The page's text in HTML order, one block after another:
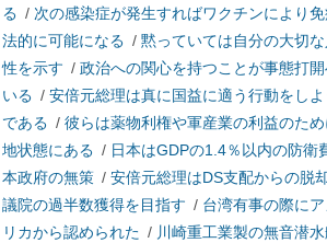
る / 次の感染症が発生すればワクチンにより
法的に可能になる / 黙っていては自分の大切
性を示す / 政治への関心を持つことが事態打
いる / 安倍元総理は真に国益に適う行動をし
である / 彼らは薬物利権や軍産業の利益のた
地状態にある / 日本はGDPの1.4％以内の防衛
本政府の無策/ 安倍元総理はDS支配からの脱
議院の過半数獲得を目指す / 台湾有事の際に
リカから認められた / 川崎重工業製の無音潜